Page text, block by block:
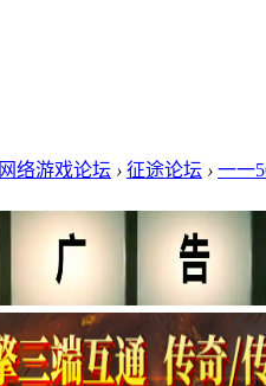
网络游戏论坛 › 征途论坛 › 一一